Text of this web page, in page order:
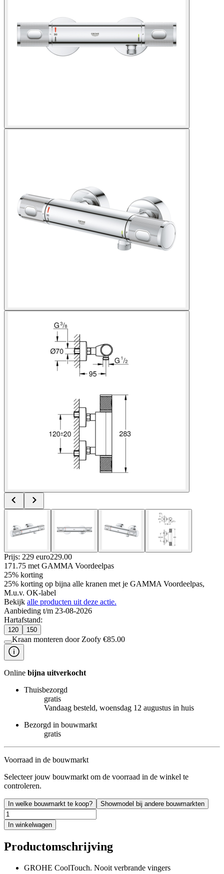
Prijs: 229 euro229.00
171.75 met GAMMA Voordeelpas
25% korting
25% korting op bijna alle kranen met je GAMMA Voordeelpas,
M.u.v. OK-label
Bekijk alle producten uit deze actie.
Aanbieding t/m 23-08-2026
Hartafstand:
120 150
Kraan monteren door Zoofy €85.00
Online bijna uitverkocht
Thuisbezorgd
gratis
Vandaag besteld, woensdag 12 augustus in huis
Bezorgd in bouwmarkt
gratis
Voorraad in de bouwmarkt
Selecteer jouw bouwmarkt om de voorraad in de winkel te
controleren.
In welke bouwmarkt te koop? Showmodel bij andere bouwmarkten
In winkelwagen
Productomschrijving
GROHE CoolTouch. Nooit verbrande vingers